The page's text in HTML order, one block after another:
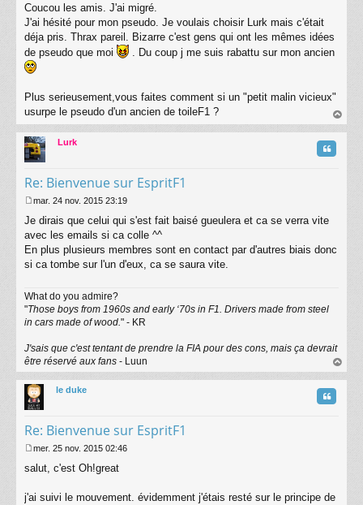
e
s
s
a
g
e
Coucou les amis. J'ai migré.
J'ai hésité pour mon pseudo. Je voulais choisir Lurk mais c'était
déja pris. Thrax pareil. Bizarre c'est gens qui ont les mêmes idées
de pseudo que moi
. Du coup j me suis rabattu sur mon ancien
Plus serieusement,vous faites comment si un "petit malin vicieux"
usurpe le pseudo d'un ancien de toileF1 ?
au
Lurk
Re: Bienvenue sur EspritF1
Citation
e
s
s
g
mar. 24 nov. 2015 23:19
Je dirais que celui qui s'est fait baisé gueulera et ca se verra vite
avec les emails si ca colle ^^
En plus plusieurs membres sont en contact par d'autres biais donc
si ca tombe sur l'un d'eux, ca se saura vite.
What do you admire?
"Those boys from 1960s and early ‘70s in F1. Drivers made from steel
in cars made of wood." - KR
J'sais que c'est tentant de prendre la FIA pour des cons, mais ça devrait
être réservé aux fans - Luun
au
le duke
Re: Bienvenue sur EspritF1
Citation
e
s
mer. 25 nov. 2015 02:46
salut, c'est Oh!great
j'ai suivi le mouvement. évidemment j'étais resté sur le principe de